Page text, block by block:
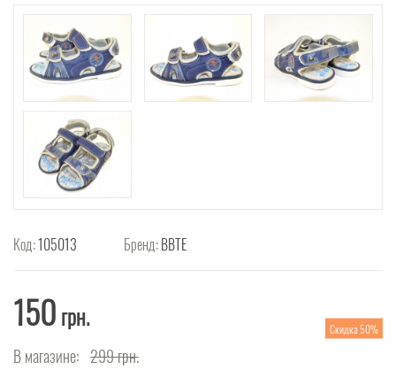
Код:105013 Бренд:ВВТЕ
150грн.
В магазине: 299грн.
Скидка 50%